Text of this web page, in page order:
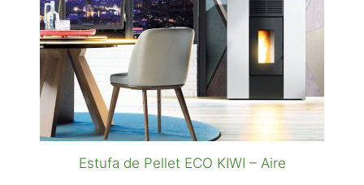
Estufa de Pellet ECO KIWI – Aire